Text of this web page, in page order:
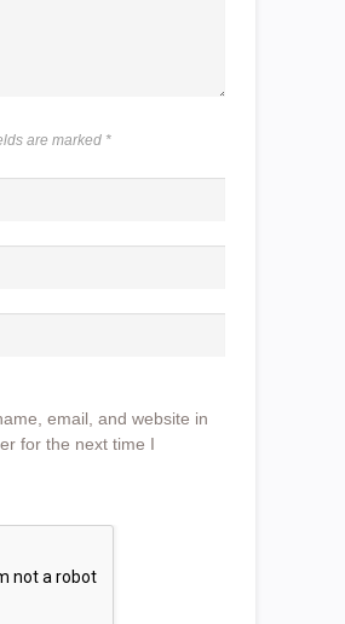
are marked *
email, and website in
for the next time I